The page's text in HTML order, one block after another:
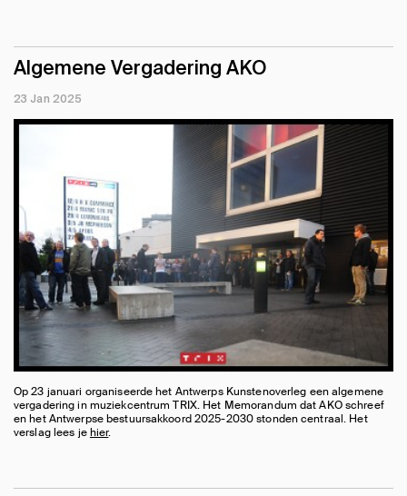
Algemene Vergadering AKO
23 Jan 2025
Op 23 januari organiseerde het Antwerps Kunstenoverleg een algemene
vergadering in muziekcentrum TRIX. Het Memorandum dat AKO schreef
en het Antwerpse bestuursakkoord 2025-2030 stonden centraal. Het
verslag lees jehier.